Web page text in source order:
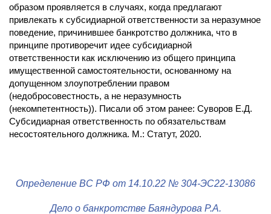
образом проявляется в случаях, когда предлагают
привлекать к субсидиарной ответственности за неразумное
поведение, причинившее банкротство должника, что в
принципе противоречит идее субсидиарной
ответственности как исключению из общего принципа
имущественной самостоятельности, основанному на
допущенном злоупотреблении правом
(недобросовестность, а не неразумность
(некомпетентность)). Писали об этом ранее: Суворов Е.Д.
Субсидиарная ответственность по обязательствам
несостоятельного должника. М.: Статут, 2020.
Определение ВС РФ от 14.10.22 № 304-ЭС22-13086
Дело о банкротстве Баяндурова Р.А.